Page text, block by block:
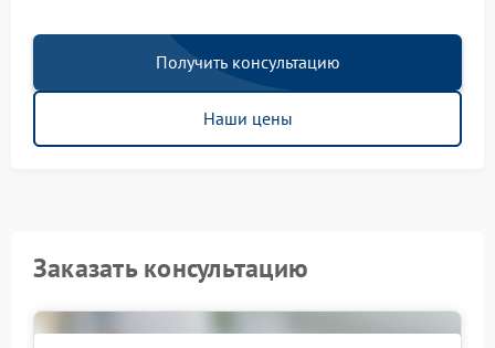
Получить консультацию
Наши цены
Заказать консультацию